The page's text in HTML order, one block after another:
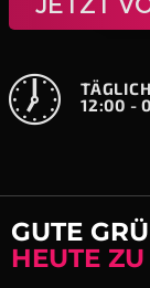
🕖
TÄGLICH
12:00 -
GUTE
HEUTE